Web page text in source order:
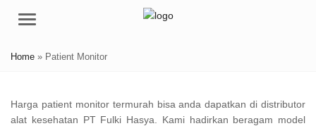
Menu
Home » Patient Monitor
Harga patient monitor termurah bisa anda dapatkan di distributor
alat kesehatan PT Fulki Hasya. Kami hadirkan beragam model